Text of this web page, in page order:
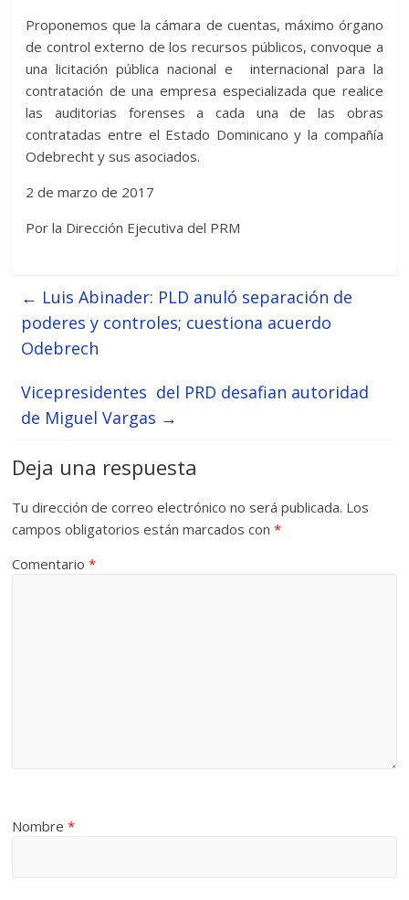
Proponemos que la cámara de cuentas, máximo órgano
de control externo de los recursos públicos, convoque a
una licitación pública nacional e internacional para la
contratación de una empresa especializada que realice
las auditorias forenses a cada una de las obras
contratadas entre el Estado Dominicano y la compañía
Odebrecht y sus asociados.
2 de marzo de 2017
Por la Dirección Ejecutiva del PRM
← Luis Abinader: PLD anuló separación de
poderes y controles; cuestiona acuerdo
Odebrech
Vicepresidentes del PRD desafian autoridad
de Miguel Vargas →
Deja una respuesta
Tu dirección de correo electrónico no será publicada. Los
campos obligatorios están marcados con*
Comentario*
Nombre*